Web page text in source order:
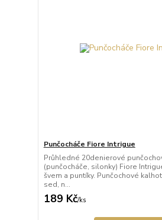
Punčocháče Fiore Intrigue
Průhledné 20denierové
(punčocháče, silonky) Fiore
švem a puntíky. Punčochové
sed, n...
189 Kč/ks